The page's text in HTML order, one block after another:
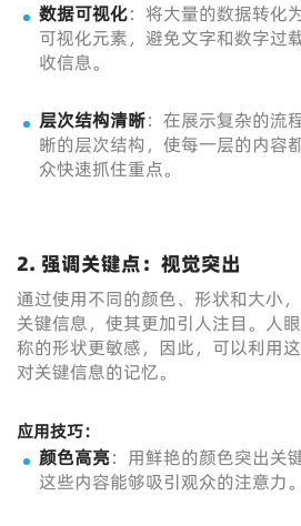
数据可视化：将大量的数据转化
可视化元素，避免文字和数字过
收信息。
层次结构清晰：在展示复杂的流
晰的层次结构，使每一层的内容
众快速抓住重点。
2. 强调关键点：视觉突出
通过使用不同的颜色、形状和大小
关键信息，使其更加引人注目。人
称的形状更敏感，因此，可以利用
对关键信息的记忆。
应用技巧：
颜色高亮：用鲜艳的颜色突出关
这些内容能够吸引观众的注意力。